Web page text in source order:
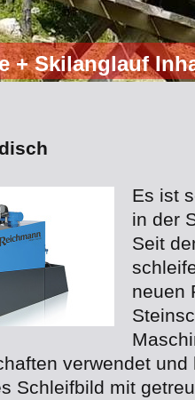
+ Skilanglauf
Es ist
in der
Seit
neuen
verwendet und
Schleifbild mit